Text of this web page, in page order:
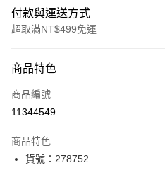
付款與運送方式
超取滿NT$499免運
icash Pay
信用卡一次付款
LINE Pay
商品特色
商品編號
11344549
商品特色
貨號：278752